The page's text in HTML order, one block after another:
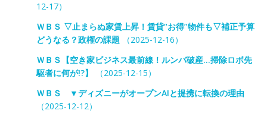
12-17）
ＷＢＳ ▽止まらぬ家賃上昇！賃貸“お得”物件も▽補正予算
どうなる？政権の課題 （2025-12-16）
ＷＢＳ【空き家ビジネス最前線！ルンバ破産…掃除ロボ先
駆者に何が!?】
（2025-12-15）
ＷＢＳ ▼ディズニーがオープンAIと提携に転換の理由
（2025-12-12）